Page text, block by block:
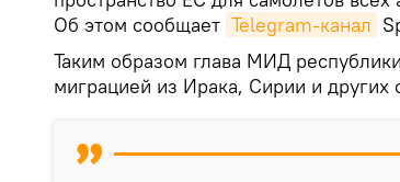
Об этом сообщает Telegram-канал
Таким образом глава МИД
миграцией из Ирака, Сирии и других